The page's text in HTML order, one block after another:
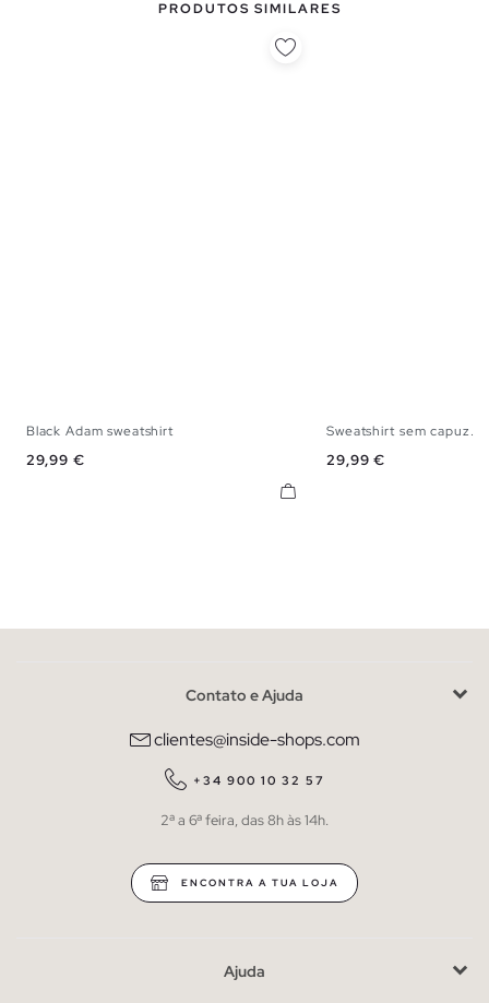
PRODUTOS SIMILARES
Black Adam sweatshirt
Preço
29,99 €
Sweatshirt sem capuz...
Preço
29,99 €
Contato e Ajuda
clientes@inside-shops.com
+34 900 10 32 57
2ª a 6ª feira, das 8h às 14h.
ENCONTRA A TUA LOJA
Ajuda